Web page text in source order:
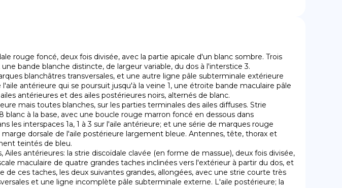
rouge foncé, deux fois divisée, avec la partie apicale d'un blanc sombre. Trois
bande blanche distincte, de largeur variable, du dos à l'interstice 3.
antérieure qui se poursuit jusqu'à la veine 1, une étroite bande maculaire pâle
antérieures et des ailes postérieures noirs, alternés de blanc.
à la base, avec une boucle rouge marron foncé en dessous dans
les interspaces 1a, 1 à 3 sur l'aile antérieure; et une série de marques rouge
dorsale de l'aile postérieure largement bleue. Antennes, tête, thorax et
teintés de bleu.
maculaire de quatre grandes taches inclinées vers l'extérieur à partir du dos, et
ces taches, les deux suivantes grandes, allongées, avec une strie courte très
et une ligne incomplète pâle subterminale externe. L'aile postérieure; la